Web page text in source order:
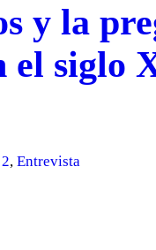
y la
el
,Entrevista